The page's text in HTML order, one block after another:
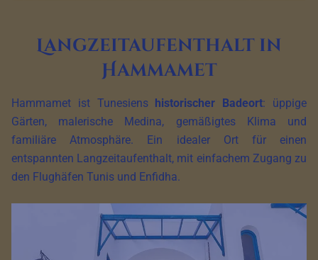
Langzeitaufenthalt in
Hammamet
Hammamet ist Tunesiens historischer Badeort: üppige
Gärten, malerische Medina, gemäßigtes Klima und
familiäre Atmosphäre. Ein idealer Ort für einen
entspannten Langzeitaufenthalt, mit einfachem Zugang zu
den Flughäfen Tunis und Enfidha.